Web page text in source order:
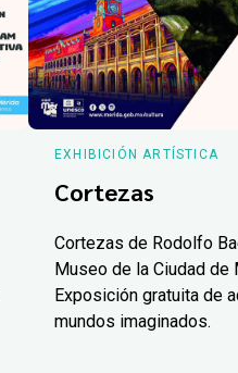
EXHIBICIÓN ARTÍSTICA
Cortezas
Cortezas de Rodolfo
Museo de la Ciudad de
Exposición gratuita de
mundos imaginados.